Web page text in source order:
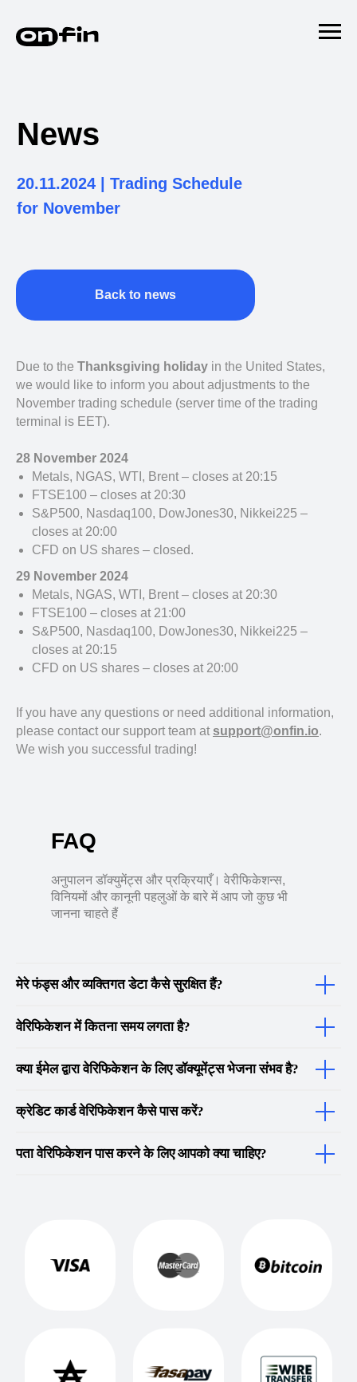
News
20.11.2024 | Trading Schedule
for November
Back to news
Due to the Thanksgiving holiday in the United States,
we would like to inform you about adjustments to the
November trading schedule (server time of the trading
terminal is EET).
28 November 2024
Metals, NGAS, WTI, Brent – closes at 20:15
FTSE100 – closes at 20:30
S&P500, Nasdaq100, DowJones30, Nikkei225 –
closes at 20:00
CFD on US shares – closed.
29 November 2024
Metals, NGAS, WTI, Brent – closes at 20:30
FTSE100 – closes at 21:00
S&P500, Nasdaq100, DowJones30, Nikkei225 –
closes at 20:15
CFD on US shares – closes at 20:00
If you have any questions or need additional information,
please contact our support team at support@onfin.io.
We wish you successful trading!
FAQ
अनुपालन डॉक्युमेंट्स और प्रक्रियाएँ। वेरीफिकेशन्स,
विनियमों और कानूनी पहलुओं के बारे में आप जो कुछ भी
जानना चाहते हैं
मेरे फंड्स और व्यक्तिगत डेटा कैसे सुरक्षित हैं?
वेरिफिकेशन में कितना समय लगता है?
क्या ईमेल द्वारा वेरिफिकेशन के लिए डॉक्यूमेंट्स भेजना संभव है?
क्रेडिट कार्ड वेरिफिकेशन कैसे पास करें?
पता वेरिफिकेशन पास करने के लिए आपको क्या चाहिए?